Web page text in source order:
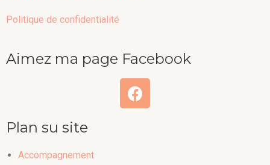
Politique de confidentialité
Aimez ma page Facebook
Plan su site
Accompagnement